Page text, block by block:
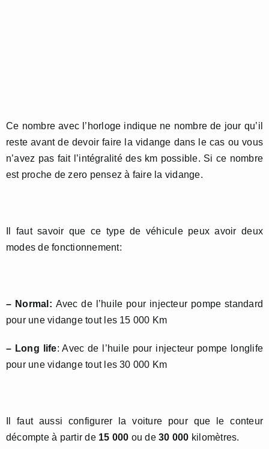
Ce nombre avec l’horloge indique ne nombre de jour qu’il
reste avant de devoir faire la vidange dans le cas ou vous
n’avez pas fait l’intégralité des km possible. Si ce nombre
est proche de zero pensez à faire la vidange.
Il faut savoir que ce type de véhicule peux avoir deux
modes de fonctionnement:
– Normal: Avec de l’huile pour injecteur pompe standard
pour une vidange tout les 15 000 Km
– Long life: Avec de l’huile pour injecteur pompe longlife
pour une vidange tout les 30 000 Km
Il faut aussi configurer la voiture pour que le conteur
décompte à partir de 15 000 ou de30 000 kilomètres.